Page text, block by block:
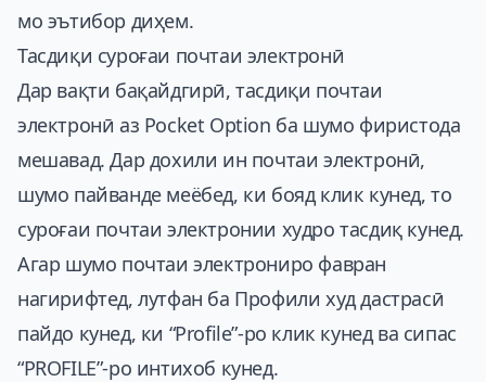
мо эътибор диҳем.
Тасдиқи суроғаи почтаи электронӣ
Дар вақти бақайдгирӣ, тасдиқи почтаи
электронӣ аз Pocket Option ба шумо фиристода
мешавад. Дар дохили ин почтаи электронӣ,
шумо пайванде меёбед, ки бояд клик кунед, то
суроғаи почтаи электронии худро тасдиқ кунед.
Агар шумо почтаи электрониро фавран
нагирифтед, лутфан ба Профили худ дастрасӣ
пайдо кунед, ки “Profile”-ро клик кунед ва сипас
“PROFILE”-ро интихоб кунед.